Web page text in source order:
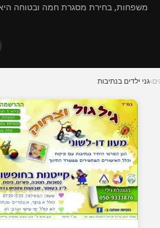
משפחות, בחירת מסגרת חמה ובטוחה היא
›גני ילדים בנתיבות